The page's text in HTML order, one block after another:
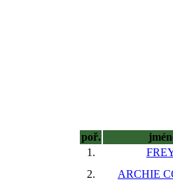
poř.
1.
2.
ARCHIE